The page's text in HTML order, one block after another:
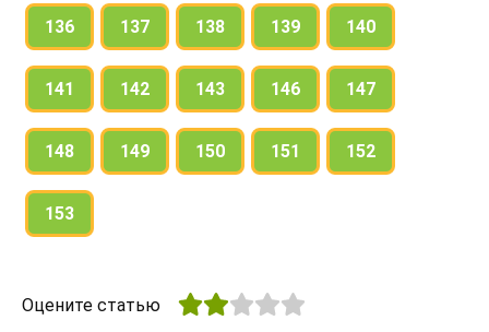
136 137 138 139 140
141 142 143 146 147
148 149 150 151 152
153
Оцените статью